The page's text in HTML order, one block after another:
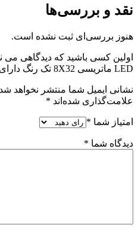
نقد و بررسی‌ها
هنوز بررسی‌ای ثبت نشده است.
اولین کسی باشید که دیدگاهی
LED ماتریسی 8X32 تک رنگ دارای چیپ درایور MAX7219”
نشانی ایمیل شما منتشر نخواهد
علامت‌گذاری شده‌اند *
امتیاز شما *
دیدگاه شما *